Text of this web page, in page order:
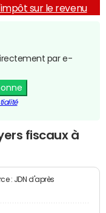
sur le revenu
par e-
fiscaux à
: JDN d'après